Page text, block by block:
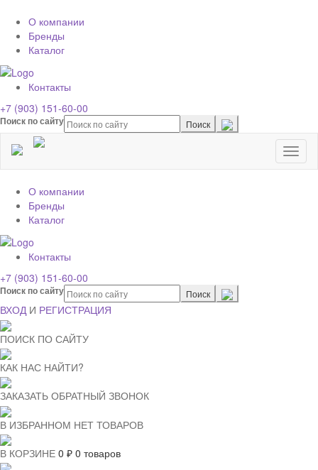
О компании
Бренды
Каталог
Контакты
+7 (903) 151-60-00
Поиск по сайту
О компании
Бренды
Каталог
Контакты
+7 (903) 151-60-00
Поиск по сайту
ВХОДИ РЕГИСТРАЦИЯ
ПОИСК ПО САЙТУ
КАК НАС НАЙТИ?
ЗАКАЗАТЬ ОБРАТНЫЙ ЗВОНОК
В ИЗБРАННОМ НЕТ ТОВАРОВ
В КОРЗИНЕ 0 ₽ 0 товаров